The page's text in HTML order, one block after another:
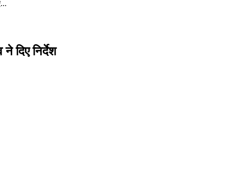
ने दिए निर्देश